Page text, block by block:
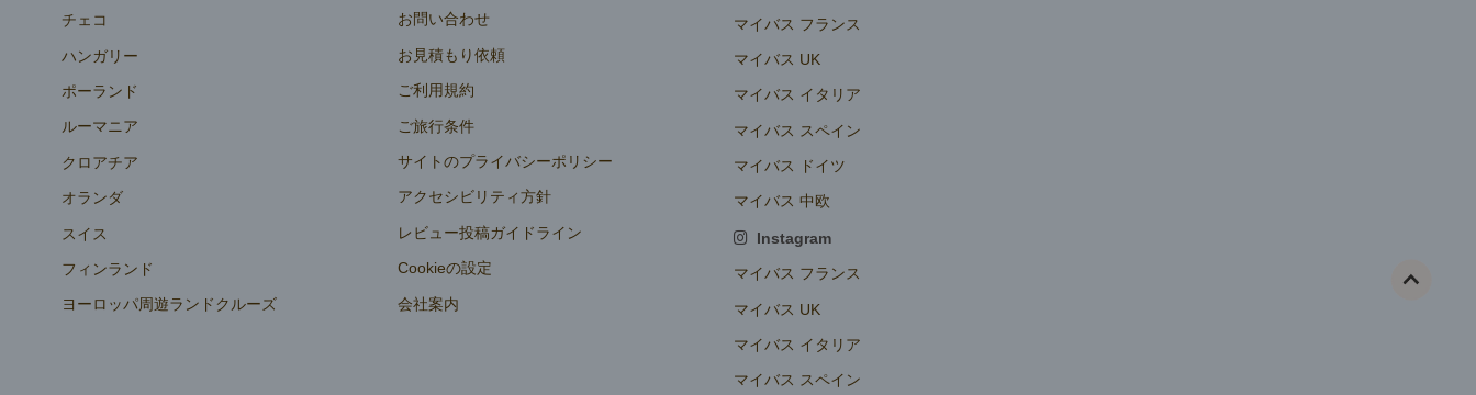
チェコ
ハンガリー
ポーランド
ルーマニア
クロアチア
オランダ
スイス
フィンランド
ヨーロッパ周遊ランドクルーズ
お問い合わせ
お見積もり依頼
ご利用規約
ご旅行条件
サイトのプライバシーポリシー
アクセシビリティ方針
レビュー投稿ガイドライン
Cookieの設定
会社案内
マイバス フランス
マイバス UK
マイバス イタリア
マイバス スペイン
マイバス ドイツ
マイバス 中欧
Instagram
マイバス フランス
マイバス UK
マイバス イタリア
マイバス スペイン